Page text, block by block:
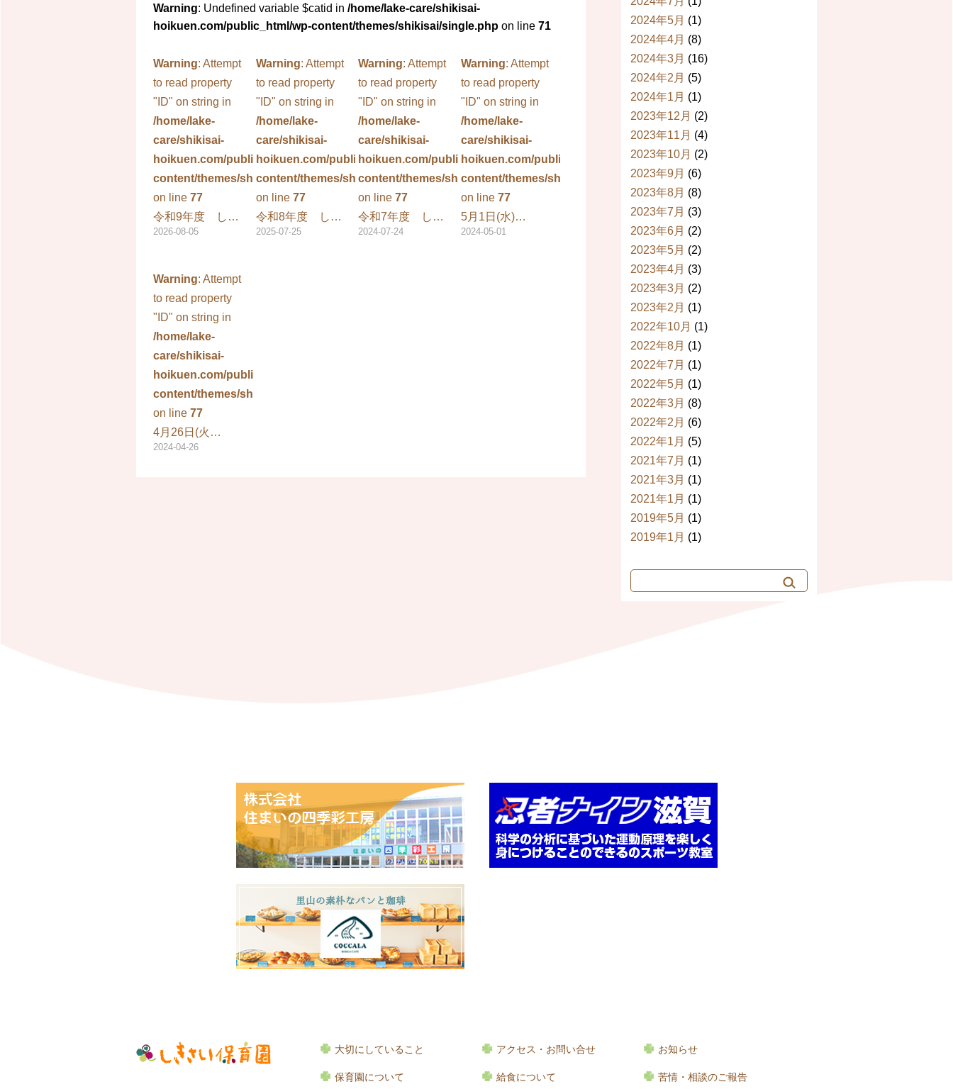
Warning: Undefined variable $catid in /home/lake-care/shikisai-
hoikuen.com/public_html/wp-content/themes/shikisai/single.php on line 71
Warning: Attempt
to read property
"ID" on string in
/home/lake-
care/shikisai-
hoikuen.com/public_html/wp-
content/themes/shikisai/single.php
on line 77
令和9年度 し…
2026-08-05
Warning: Attempt
to read property
"ID" on string in
/home/lake-
care/shikisai-
hoikuen.com/public_html/wp-
content/themes/shikisai/single.php
on line 77
令和8年度 し…
2025-07-25
Warning: Attempt
to read property
"ID" on string in
/home/lake-
care/shikisai-
hoikuen.com/public_html/wp-
content/themes/shikisai/single.php
on line77
令和7年度 し…
2024-07-24
Warning: Attempt
to read property
"ID" on string in
/home/lake-
care/shikisai-
hoikuen.com/public_html/wp-
content/themes/shikisai/single.php
on line 77
5月1日(水)…
2024-05-01
Warning: Attempt
to read property
"ID" on string in
/home/lake-
care/shikisai-
hoikuen.com/public_html/wp-
content/themes/shikisai/single.php
on line 77
4月26日(火…
2024-04-26
2024年5月 (1)
2024年4月 (8)
2024年3月 (16)
2024年2月 (5)
2024年1月 (1)
2023年12月 (2)
2023年11月 (4)
2023年10月 (2)
2023年9月 (6)
2023年8月 (8)
2023年7月 (3)
2023年6月 (2)
2023年5月 (2)
2023年4月 (3)
2023年3月 (2)
2023年2月 (1)
2022年10月 (1)
2022年8月 (1)
2022年7月 (1)
2022年5月 (1)
2022年3月 (8)
2022年2月 (6)
2022年1月 (5)
2021年7月 (1)
2021年3月 (1)
2021年1月 (1)
2019年5月 (1)
2019年1月 (1)
大切にしていること アクセス・お問い合せ お知らせ
保育園について 給食について 苦情・相談のご報告